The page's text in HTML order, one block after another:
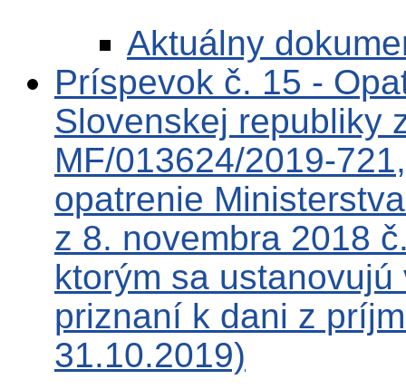
Aktuálny
Príspevok č. 15 -
Slovenskej republiky
MF/013624/2019-
opatrenie
z 8. novembra 2018
ktorým sa
priznaní k dani z
31.10.2019)